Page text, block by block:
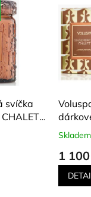
svíčka
510 g
produktu
5,0
Skladem
1